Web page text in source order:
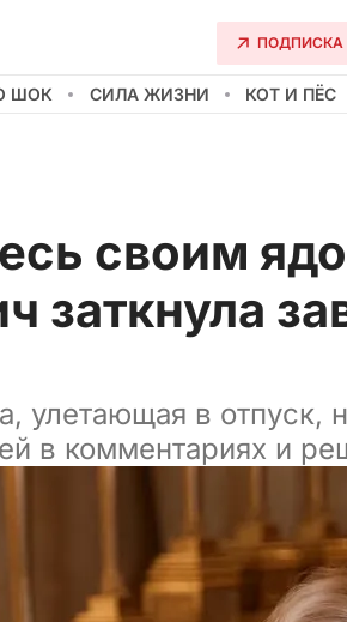
ПОДПИСКА
ШОК СИЛА ЖИЗНИ КОТ И ПЁС
своим
заткнула
улетающая в отпуск,
в комментариях и